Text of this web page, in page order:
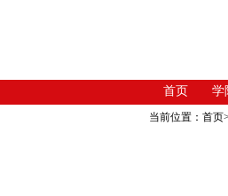
首页 学
当前位置： 首页